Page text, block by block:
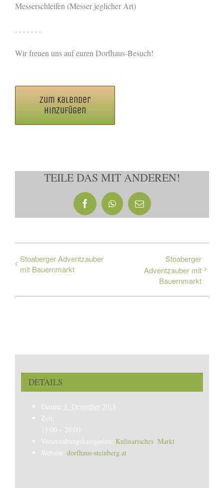
Messerschleifen (Messer jeglicher Art)
. . . . . . .
Wir freuen uns auf euren Dorfhaus-Besuch!
Zum Kalender
hinzufügen
TEILE DAS MIT ANDEREN!
FacebookWhatsApp
E-
Mail
Stoaberger Adventzauber
mit Bauernmarkt
Stoaberger
Adventzauber mit
Bauernmarkt
DETAILS
Datum: 8. Dezember 2018
Zeit:
15:00 – 20:00
Veranstaltungskategorien: Kulinarisches, Markt
Website: dorfhaus-steinberg.at